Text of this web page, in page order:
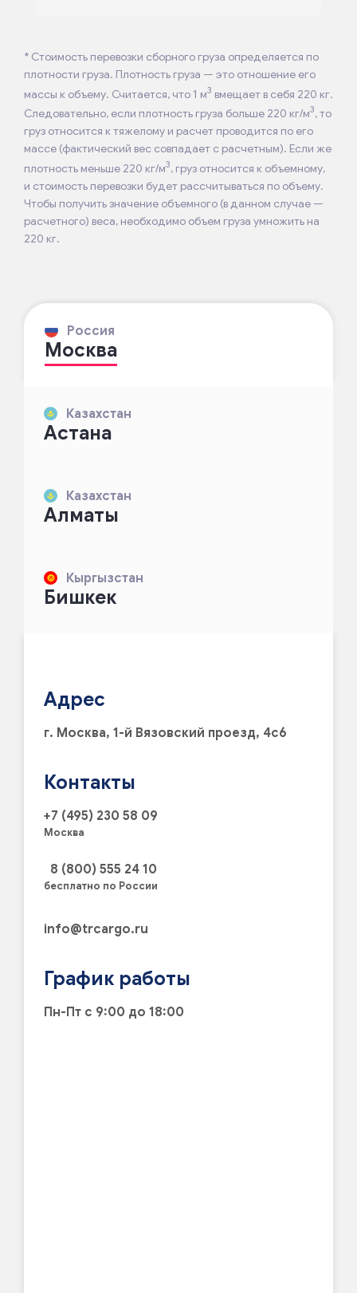
* Стоимость перевозки сборного груза определяется по
плотности груза. Плотность груза — это отношение его
массы к объему. Считается, что 1 м3 вмещает в себя 220 кг.
Следовательно, если плотность груза больше 220 кг/м3, то
груз относится к тяжелому и расчет проводится по его
массе (фактический вес совпадает с расчетным). Если же
плотность меньше 220 кг/м3, груз относится к объемному,
и стоимость перевозки будет рассчитываться по объему.
Чтобы получить значение объемного (в данном случае —
расчетного) веса, необходимо объем груза умножить на
220 кг.
Россия
Москва
Казахстан
Астана
Казахстан
Алматы
Кыргызстан
Бишкек
Адрес
г. Москва, 1-й Вязовский проезд, 4с6
Контакты
+7 (495) 230 58 09
Москва
8 (800) 555 24 10
бесплатно по России
info@trcargo.ru
График работы
Пн-Пт с 9:00 до 18:00